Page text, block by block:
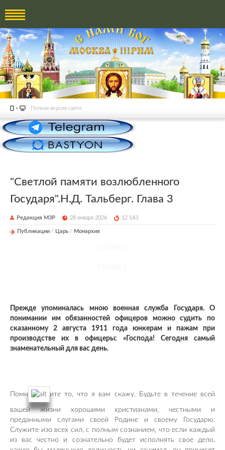
Полная версия сайта
"Светлой памяти возлюбленного
Государя".Н.Д. Тальберг. Глава 3
Редакция М3Р 28 января 2026 12 143
Публикации / Царь / Монархия
Прежде упоминалась мною военная служба Государя. О
понимании им обязанностей офицеров можно судить по
сказанному 2 августа 1911 года юнкерам и пажам при
производстве их в офицеры: «Господа! Сегодня самый
знаменательный для вас день.
Помн ите то, что я вам скажу. Будьте в течение всей
вашей жизни хорошими христианами, честными и
преданными слугами своей Родине и своему Государю.
Служите изо всех сил, с полным сознанием, что если каждый
из вас честно и сознательно будет исполнять свое дело,